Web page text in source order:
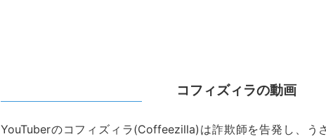
コフィズィラの動画
YouTuberのコフィズィラ(Coffeezilla)は詐欺師を告発し、う